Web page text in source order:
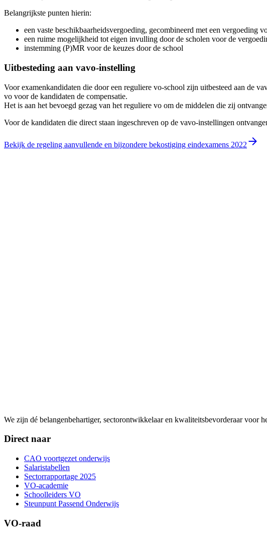
Belangrijkste punten hierin:
een vaste beschikbaarheidsvergoeding, gecombineerd met een vergoeding
een ruime mogelijkheid tot eigen invulling door de scholen voor de
instemming (P)MR voor de keuzes door de school
Uitbesteding aan vavo-instelling
Voor examenkandidaten die door een reguliere vo-school zijn uitbesteed aan de
vo voor de kandidaten de compensatie.
Het is aan het bevoegd gezag van het reguliere vo om de middelen die zij
Voor de kandidaten die direct staan ingeschreven op de vavo-instellingen
Bekijk de regeling aanvullende en bijzondere bekostiging eindexamens 2022
We zijn dé belangenbehartiger, sectorontwikkelaar en kwaliteitsbevorderaar voor
Direct naar
CAO voortgezet onderwijs
Salaristabellen
Sectorrapportage 2025
VO-academie
Schoolleiders VO
Steunpunt Passend Onderwijs
VO-raad